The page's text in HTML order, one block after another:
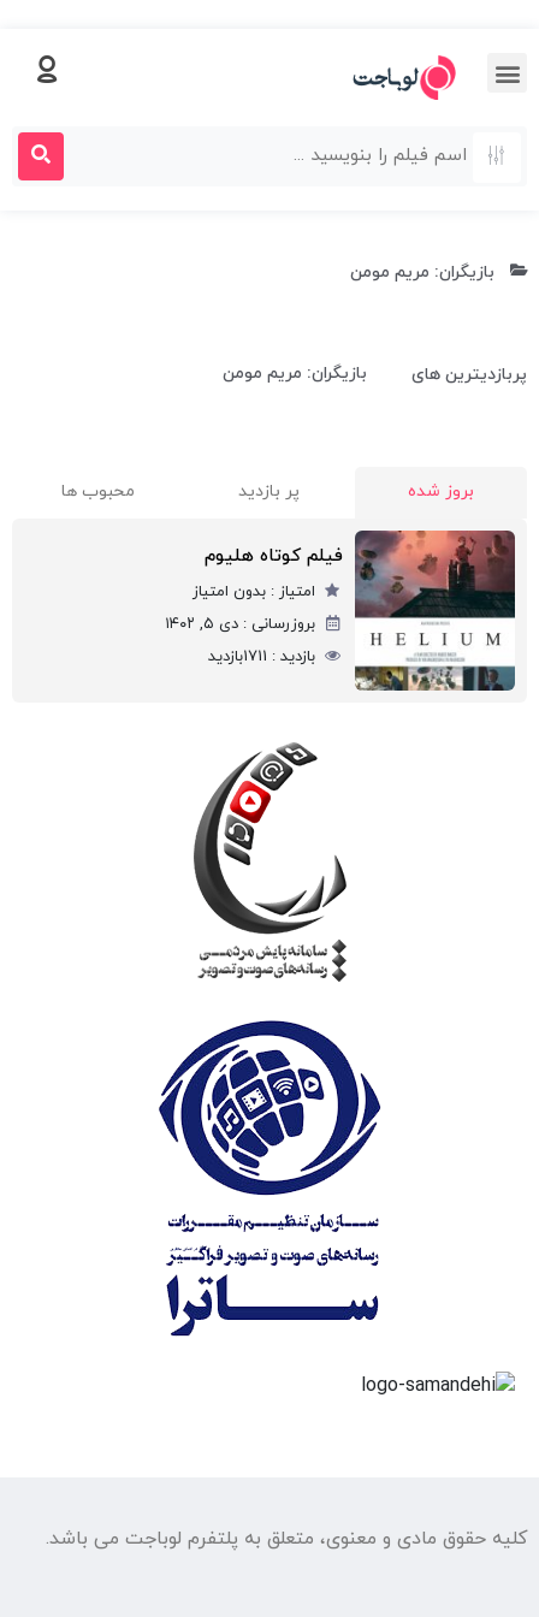
بازیگران: مریم مومن
پربازدیترین های بازیگران: مریم مومن
بروز شده پر بازدید محبوب ها
فیلم کوتاه هلیوم
امتیاز : بدون امتیاز
بروزرسانی : دی ۵, ۱۴۰۲
بازدید : 1711بازدید
کلیه حقوق مادی و معنوی، متعلق به پلتفرم لوباجت می باشد.